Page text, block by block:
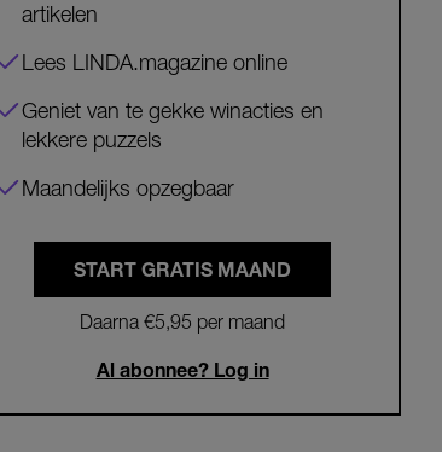
artikelen
Lees LINDA.magazine online
Geniet van te gekke winacties en
lekkere puzzels
Maandelijks opzegbaar
START GRATIS MAAND
Daarna €5,95 per maand
Al abonnee? Log in